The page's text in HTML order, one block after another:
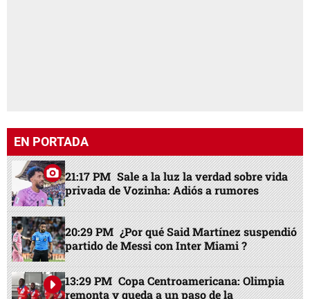
EN PORTADA
21:17 PM Sale a la luz la verdad sobre vida
privada de Vozinha: Adiós a rumores
20:29 PM ¿Por qué Said Martínez suspendió
partido de Messi con Inter Miami ?
13:29 PM Copa Centroamericana: Olimpia
remonta y queda a un paso de la